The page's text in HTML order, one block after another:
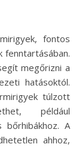
fenntartásában.
megőrizni a
hatásoktól.
túlzott
például
bőrhibákhoz. A
ahhoz,